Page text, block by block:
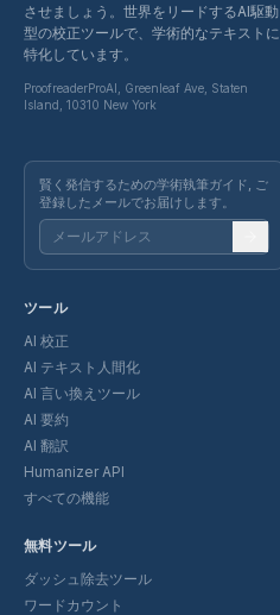
させましょう。世界をリードするAI駆動
型の校正ツールで、学術的なテキストに
特化しています。
ProofreaderProAI, Greenleaf Ave, Staten
Island, 10310 New York
賢く発信するための学術執筆ガイド, ご
登録したメールでお届けします。
ツール
AI 校正
AI テキスト人間化
AI 言い換えツール
AI 要約
AI 翻訳
Humanizer API
すべての機能
無料ツール
ダッシュ除去ツール
ワードカウント